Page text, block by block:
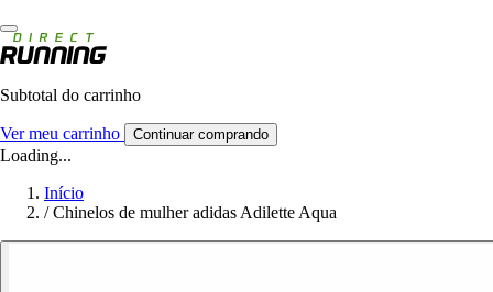
Subtotal do carrinho
Ver meu carrinho Continuar comprando
Loading...
Início
/ Chinelos de mulher adidas Adilette Aqua